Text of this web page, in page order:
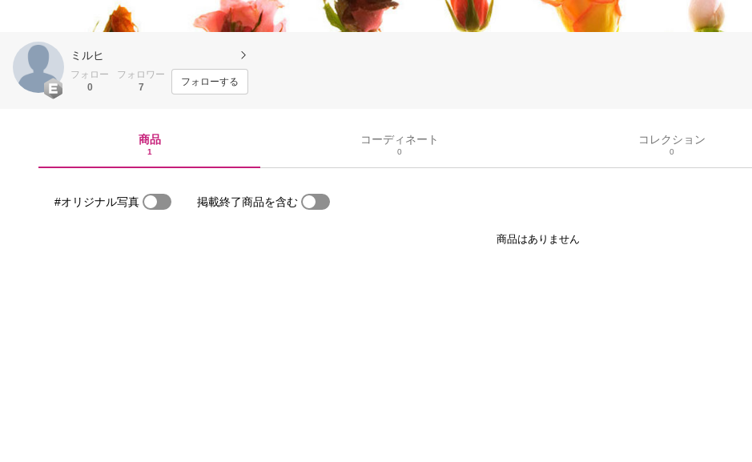
ミルヒ
フォロー
0
フォロワー
7
フォローする
商品
1
コーディネート
0
コレクション
0
#オリジナル写真 掲載終了商品を含む
商品はありません